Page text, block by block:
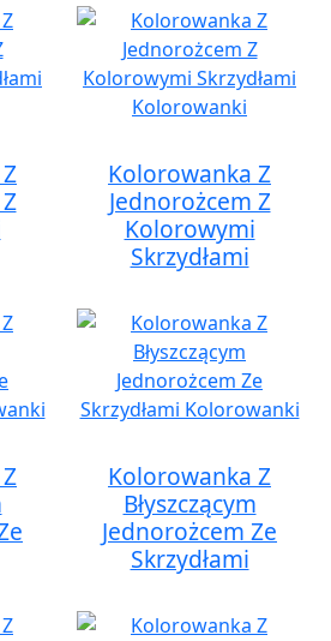
Kolorowanka Z
Jednorożcem Z
Kolorowymi
Skrzydłami
Kolorowanka Z
Błyszczącym
Jednorożcem Ze
Skrzydłami